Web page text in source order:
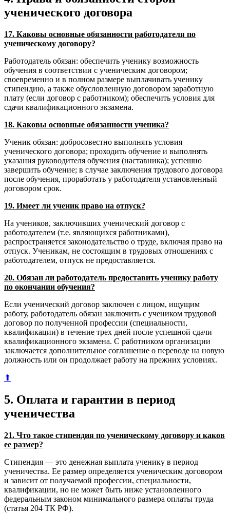
ученического договора
17. Каковы основные обязанности работодателя по
ученическому договору?
Работодатель обязан: обеспечить ученику возможность
обучения в соответствии с ученическим договором;
своевременно и в полном размере выплачивать ученику
стипендию, а также обусловленную договором заработную
плату (если договор с работником); обеспечить условия для
сдачи квалификационного экзамена.
18. Каковы основные обязанности ученика?
Ученик обязан: добросовестно выполнять условия
ученического договора; проходить обучение и выполнять
указания руководителя обучения (наставника); успешно
завершить обучение; в случае заключения трудового договора
после обучения, проработать у работодателя установленный
договором срок.
19. Имеет ли ученик право на отпуск?
На учеников, заключивших ученический договор с
работодателем (т.е. являющихся работниками),
распространяется законодательство о труде, включая право на
отпуск. Ученикам, не состоящим в трудовых отношениях с
работодателем, отпуск не предоставляется.
20. Обязан ли работодатель предоставить ученику работу
по окончании обучения?
Если ученический договор заключен с лицом, ищущим
работу, работодатель обязан заключить с учеником трудовой
договор по полученной профессии (специальности,
квалификации) в течение трех дней после успешной сдачи
квалификационного экзамена. С работником организации
заключается дополнительное соглашение о переводе на новую
должность или он продолжает работу на прежних условиях.
⬆
5. Оплата и гарантии в период
ученичества
21. Что такое стипендия по ученическому договору и каков
ее размер?
Стипендия — это денежная выплата ученику в период
ученичества. Ее размер определяется ученическим договором
и зависит от получаемой профессии, специальности,
квалификации, но не может быть ниже установленного
федеральным законом минимального размера оплаты труда
(статья 204 ТК РФ).